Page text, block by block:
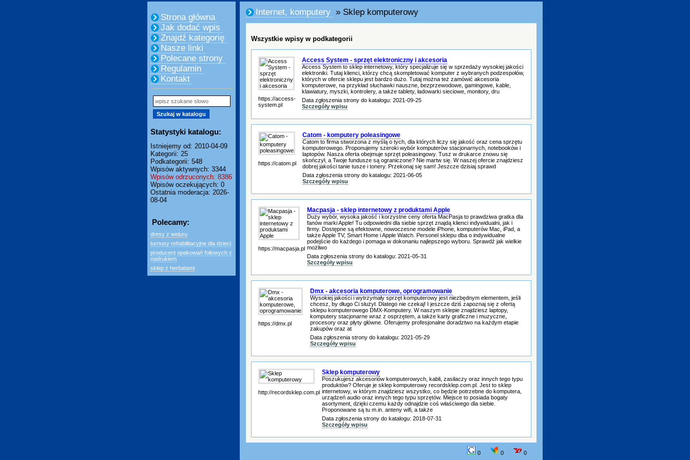
Strona główna
Jak dodać wpis
Znajdź kategorię
Nasze linki
Polecane strony
Regulamin
Kontakt
Statystyki katalogu:
Istniejemy od: 2010-04-09
Kategorii: 25
Podkategorii: 548
Wpisów aktywnych: 3344
Wpisów odrzuconych: 8386
Wpisów oczekujących: 0
Ostatnia moderacja: 2026-
08-04
Polecamy:
dresy z weluru
turnusy rehabilitacyjne dla dzieci
producent opakowań foliowych z
nadrukiem
sklep z herbatami
Internet, komputery » Sklep komputerowy
Wszystkie wpisy w podkategorii
https://access-
system.pl
Access System - sprzęt elektroniczny i akcesoria
Access System to sklep internetowy, który specjalizuje się w sprzedaży wysokiej jakości
elektroniki. Tutaj klienci, którzy chcą skompletować komputer z wybranych podzespołów,
których w ofercie sklepu jest bardzo dużo. Tutaj można też zamówić akcesoria
komputerowe, na przykład słuchawki nauszne, bezprzewodowe, gamingowe, kable,
klawiatury, myszki, kontrolery, a także tablety, ładowarki sieciowe, monitory, dru
Data zgłoszenia strony do katalogu: 2021-09-25
Szczegóły wpisu
https://catom.pl
Catom - komputery poleasingowe
Catom to firma stworzona z myślą o tych, dla których liczy się jakość oraz cena sprzętu
komputerowego. Proponujemy szeroki wybór komputerów stacjonarnych, notebooków i
laptopów. Nasza oferta obejmuje sprzęt poleasingowy. Tusz w drukarce znowu się
skończył, a Twoje fundusze są ograniczone? Nie martw się. W naszej ofercie znajdziesz
dobrej jakości tanie tusze i tonery. Przekonaj się sam! Jeszcze dzisiaj sprawd
Data zgłoszenia strony do katalogu: 2021-06-05
Szczegóły wpisu
https://macpasja.pl
Macpasja - sklep internetowy z produktami Apple
Duży wybór, wysoka jakość i korzystne ceny oferta MacPasja to prawdziwa gratka dla
fanów marki Apple! Tu odpowiedni dla siebie sprzęt znajdą klienci indywidualni, jak i
firmy. Dostępne są efektowne, nowoczesne modele iPhone, komputerów Mac, iPad, a
także Apple TV, Smart Home i Apple Watch. Personel sklepu dba o indywidualne
podejście do każdego i pomaga w dokonaniu najlepszego wyboru. Sprawdź jak wielkie
możliwo
Data zgłoszenia strony do katalogu: 2021-05-31
Szczegóły wpisu
https://dmx.pl
Dmx - akcesoria komputerowe, oprogramowanie
Wysokiej jakości i wytrzymały sprzęt komputerowy jest niezbędnym elementem, jeśli
chcesz, by długo Ci służył. Dlatego nie czekaj! I jeszcze dziś zapoznaj się z ofertą
sklepu komputerowego DMX-Komputery. W naszym sklepie znajdziesz laptopy,
komputery stacjonarne wraz z osprzętem, a także karty graficzne i muzyczne,
procesory oraz płyty główne. Oferujemy profesjonalne doradztwo na każdym etapie
zakupów oraz at
Data zgłoszenia strony do katalogu: 2021-05-29
Szczegóły wpisu
http://recordsklep.com.pl
Sklep komputerowy
Poszukujesz akcesoriów komputerowych, kabli, zasilaczy oraz innych tego typu
produktów? Oferuje je sklep komputerowy recordsklep.com.pl. Jest to sklep
internetowy, w którym znajdziesz wszystko, co będzie potrzebne do komputera,
urządzeń audio oraz innych tego typu sprzętów. Miejsce to posiada bogaty
asortyment, dzięki czemu każdy odnajdzie coś właściwego dla siebie.
Proponowane są tu m.in. anteny wifi, a także
Data zgłoszenia strony do katalogu: 2018-07-31
Szczegóły wpisu
0 0 0